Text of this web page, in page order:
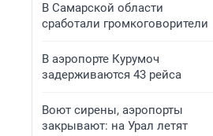
В Самарской области
сработали громкоговорители
В аэропорте Курумоч
задерживаются 43 рейса
Воют сирены, аэропорты
закрывают: на Урал летят